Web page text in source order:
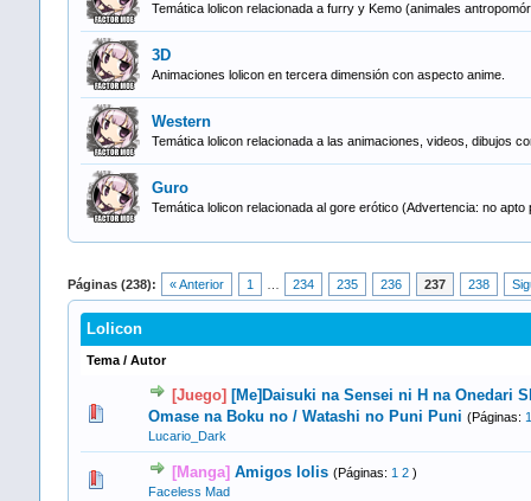
Temática lolicon relacionada a furry y Kemo (animales
3D
Animaciones lolicon en tercera dimensión con aspecto anime.
Western
Temática lolicon relacionada a las animaciones, videos, dibujos
Guro
Temática lolicon relacionada al gore erótico (Advertencia: no
Páginas (238): « Anterior 1 234 235 236 237 238
Lolicon
Tema /Autor
[Juego] [Me]Daisuki na Sensei ni H na Onedari
Omase na Boku no / Watashi no Puni Puni (Páginas:
Lucario_Dark
3 voto(s) - Media 5 de 5
1 23 45
[Manga] Amigos lolis (Páginas: 1 2 )
Faceless Mad
5 voto(s) - Media 3.6 de 5
1234 5